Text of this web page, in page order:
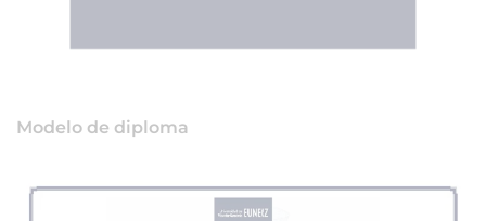
Modelo de diploma